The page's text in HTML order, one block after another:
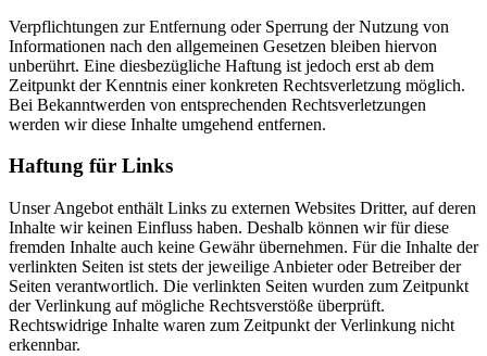
Verpflichtungen zur Entfernung oder Sperrung der Nutzung von
Informationen nach den allgemeinen Gesetzen bleiben hiervon
unberührt. Eine diesbezügliche Haftung ist jedoch erst ab dem
Zeitpunkt der Kenntnis einer konkreten Rechtsverletzung möglich.
Bei Bekanntwerden von entsprechenden Rechtsverletzungen
werden wir diese Inhalte umgehend entfernen.
Haftung für Links
Unser Angebot enthält Links zu externen Websites Dritter, auf deren
Inhalte wir keinen Einfluss haben. Deshalb können wir für diese
fremden Inhalte auch keine Gewähr übernehmen. Für die Inhalte der
verlinkten Seiten ist stets der jeweilige Anbieter oder Betreiber der
Seiten verantwortlich. Die verlinkten Seiten wurden zum Zeitpunkt
der Verlinkung auf mögliche Rechtsverstöße überprüft.
Rechtswidrige Inhalte waren zum Zeitpunkt der Verlinkung nicht
erkennbar.